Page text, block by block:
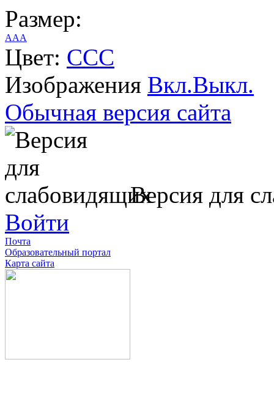
Размер:
AAA
Цвет: CCC
Изображения Вкл.Выкл.
Обычная версия сайта
Версия для
Войти
Почта
Образовательный портал
Карта сайта